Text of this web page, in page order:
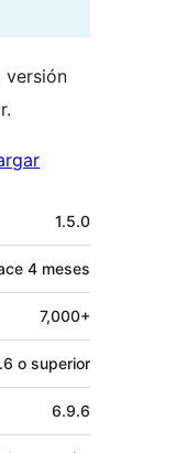
versión
1.5.0
4 meses
7,000+
o superior
6.9.6